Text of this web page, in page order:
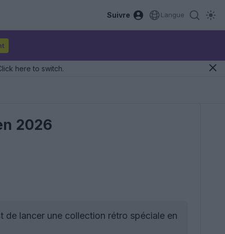
Suivre Langue
here to switch.
2026
de lancer une collection rétro spéciale en